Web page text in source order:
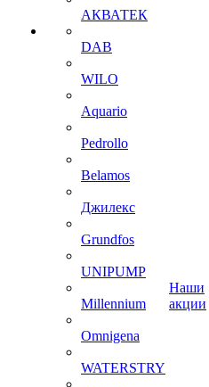
АКВАТЕК
DAB
WILO
Aquario
Pedrollo
Belamos
Джилекс
Grundfos
UNIPUMP
Millennium
Omnigena
WATERSTRY
Наши
акции